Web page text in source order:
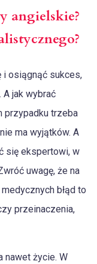
angielskie?
i osiągnąć sukces,
jak wybrać
przypadku trzeba
ma wyjątków. A
się ekspertowi, w
uwagę, że na
błąd to
przeinaczenia,
nawet życie. W